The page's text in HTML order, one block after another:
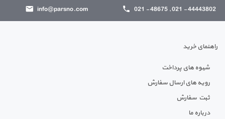
44443802 - 021 , 48675 - 021
info@parsno.com
راهنمای خرید
شیوه های پرداخت
رویه های ارسال سفارش
ثبت سفارش
درباره ما